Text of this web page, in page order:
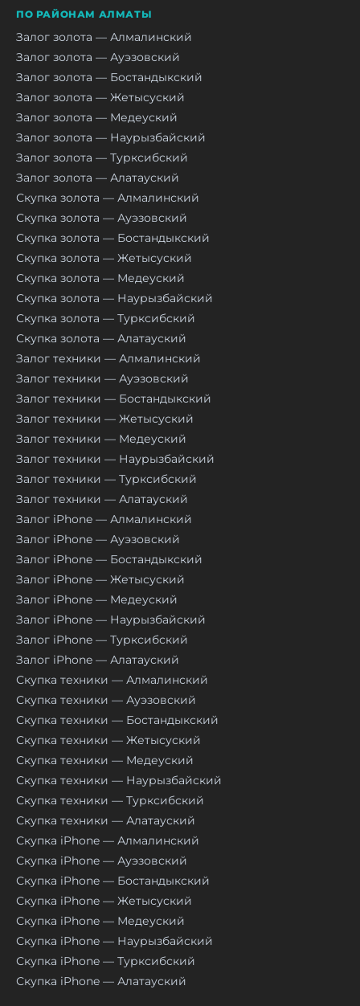
ПО РАЙОНАМ АЛМАТЫ
Залог золота — Алмалинский
Залог золота — Ауэзовский
Залог золота — Бостандыкский
Залог золота — Жетысуский
Залог золота — Медеуский
Залог золота — Наурызбайский
Залог золота — Турксибский
Залог золота — Алатауский
Скупка золота — Алмалинский
Скупка золота — Ауэзовский
Скупка золота — Бостандыкский
Скупка золота — Жетысуский
Скупка золота — Медеуский
Скупка золота — Наурызбайский
Скупка золота — Турксибский
Скупка золота — Алатауский
Залог техники — Алмалинский
Залог техники — Ауэзовский
Залог техники — Бостандыкский
Залог техники — Жетысуский
Залог техники — Медеуский
Залог техники — Наурызбайский
Залог техники — Турксибский
Залог техники — Алатауский
Залог iPhone — Алмалинский
Залог iPhone — Ауэзовский
Залог iPhone — Бостандыкский
Залог iPhone — Жетысуский
Залог iPhone — Медеуский
Залог iPhone — Наурызбайский
Залог iPhone — Турксибский
Залог iPhone — Алатауский
Скупка техники — Алмалинский
Скупка техники — Ауэзовский
Скупка техники — Бостандыкский
Скупка техники — Жетысуский
Скупка техники — Медеуский
Скупка техники — Наурызбайский
Скупка техники — Турксибский
Скупка техники — Алатауский
Скупка iPhone — Алмалинский
Скупка iPhone — Ауэзовский
Скупка iPhone — Бостандыкский
Скупка iPhone — Жетысуский
Скупка iPhone — Медеуский
Скупка iPhone — Наурызбайский
Скупка iPhone — Турксибский
Скупка iPhone — Алатауский